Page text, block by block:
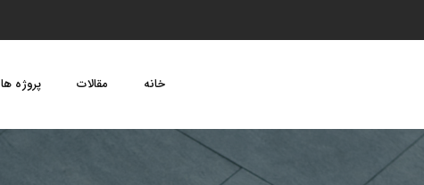
خانه مقالات پروژه ها